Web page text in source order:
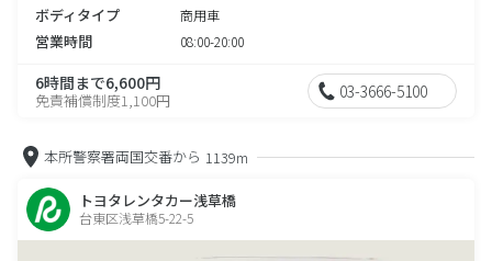
ボディタイプ 商用車
営業時間 08:00-20:00
6時間まで6,600円
免責補償制度1,100円 03-3666-5100
本所警察署両国交番から 1139m
トヨタレンタカー浅草橋
台東区浅草橋5-22-5